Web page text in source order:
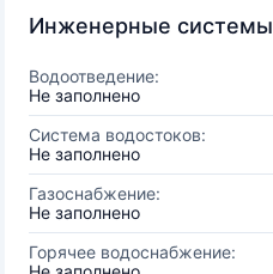
Инженерные системы
Водоотведение:
Не заполнено
Система водостоков:
Не заполнено
Газоснабжение:
Не заполнено
Горячее водоснабжение: